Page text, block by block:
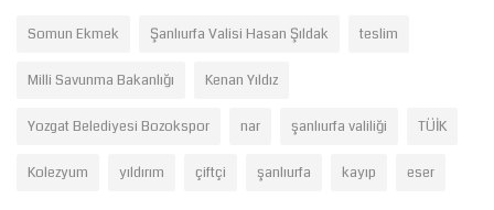
Somun Ekmek Şanlıurfa Valisi Hasan Şıldak teslim
Milli Savunma Bakanlığı Kenan Yıldız
Yozgat Belediyesi Bozokspor nar şanlıurfa valiliği TÜİK
Kolezyum yıldırım çiftçi şanlıurfa kayıp eser